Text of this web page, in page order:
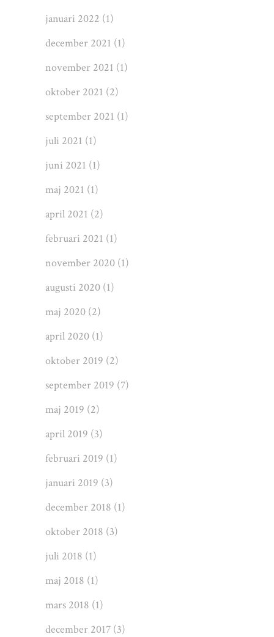
januari 2022 (1)
december 2021 (1)
november 2021 (1)
oktober 2021 (2)
september 2021 (1)
juli 2021 (1)
juni 2021 (1)
maj 2021 (1)
april 2021 (2)
februari 2021 (1)
november 2020 (1)
augusti 2020 (1)
maj 2020 (2)
april 2020 (1)
oktober 2019 (2)
september 2019 (7)
maj 2019 (2)
april 2019 (3)
februari 2019 (1)
januari 2019 (3)
december 2018 (1)
oktober 2018 (3)
juli 2018 (1)
maj 2018 (1)
mars 2018 (1)
december 2017 (3)